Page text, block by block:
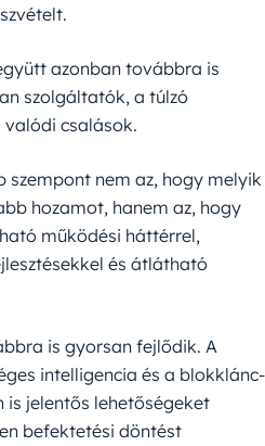
azonban továbbra is
szolgáltatók, a túlzó
csalások.
szempont nem az, hogy melyik
hozamot, hanem az, hogy
működési háttérrel,
és átlátható
is gyorsan fejlődik. A
intelligencia és a blokklánc-
jelentős lehetőségeket
befektetési döntést